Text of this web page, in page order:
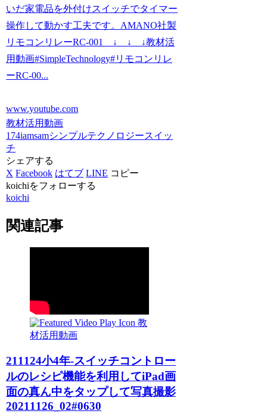
いだ家電品を外付けスイッチでタイマー
操作して動かす工夫です。AMANO社製
リモコンリレーRC-001 ↓ ↓ ↓教材活
用動画#SimpleTechnology#リモコンリレ
ーRC-00...
www.youtube.com
教材活用動画
174iamsamシンプルテクノロジースイッ
チ
シェアする
X Facebook はてブ LINE コピー
koichiをフォローする
koichi
関連記事
教
材活用動画
211124小4年-スイッチコントロー
ルのレシピ機能を利用してiPad画
面の真ん中をタップして写真撮影
20211126_02#0630